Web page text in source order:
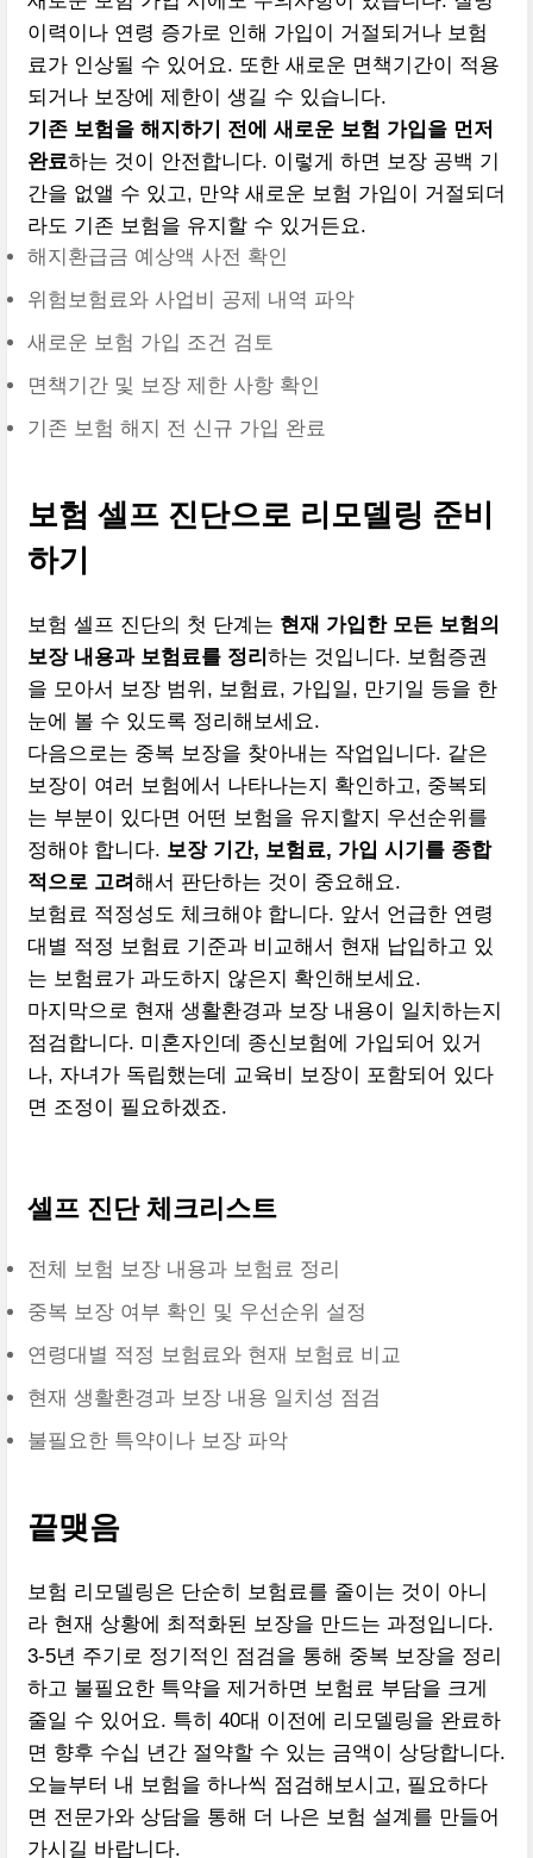
이력이나 연령 증가로 인해 가입이 거절되거나 보험
료가 인상될 수 있어요. 또한 새로운 면책기간이 적용
되거나 보장에 제한이 생길 수 있습니다.
기존 보험을 해지하기 전에 새로운 보험 가입을 먼저
완료하는 것이 안전합니다. 이렇게 하면 보장 공백 기
간을 없앨 수 있고, 만약 새로운 보험 가입이 거절되더
라도 기존 보험을 유지할 수 있거든요.
해지환급금 예상액 사전 확인
위험보험료와 사업비 공제 내역 파악
새로운 보험 가입 조건 검토
면책기간 및 보장 제한 사항 확인
기존 보험 해지 전 신규 가입 완료
보험 셀프 진단으로 리모델링 준비
하기
보험 셀프 진단의 첫 단계는 현재 가입한 모든 보험의
보장 내용과 보험료를 정리 하는 것입니다. 보험증권
을 모아서 보장 범위, 보험료, 가입일, 만기일 등을 한
눈에 볼 수 있도록 정리해보세요.
다음으로는 중복 보장을 찾아내는 작업입니다. 같은
보장이 여러 보험에서 나타나는지 확인하고, 중복되
는 부분이 있다면 어떤 보험을 유지할지 우선순위를
정해야 합니다. 보장 기간, 보험료, 가입 시기를 종합
적으로 고려해서 판단하는 것이 중요해요.
보험료 적정성도 체크해야 합니다. 앞서 언급한 연령
대별 적정 보험료 기준과 비교해서 현재 납입하고 있
는 보험료가 과도하지 않은지 확인해보세요.
마지막으로 현재 생활환경과 보장 내용이 일치하는지
점검합니다. 미혼자인데 종신보험에 가입되어 있거
나, 자녀가 독립했는데 교육비 보장이 포함되어 있다
면 조정이 필요하겠죠.
셀프 진단 체크리스트
전체 보험 보장 내용과 보험료 정리
중복 보장 여부 확인 및 우선순위 설정
연령대별 적정 보험료와 현재 보험료 비교
현재 생활환경과 보장 내용 일치성 점검
불필요한 특약이나 보장 파악
끝맺음
보험 리모델링은 단순히 보험료를 줄이는 것이 아니
라 현재 상황에 최적화된 보장을 만드는 과정입니다.
3-5년 주기로 정기적인 점검을 통해 중복 보장을 정리
하고 불필요한 특약을 제거하면 보험료 부담을 크게
줄일 수 있어요. 특히 40대 이전에 리모델링을 완료하
면 향후 수십 년간 절약할 수 있는 금액이 상당합니다.
오늘부터 내 보험을 하나씩 점검해보시고, 필요하다
면 전문가와 상담을 통해 더 나은 보험 설계를 만들어
가시길 바랍니다.